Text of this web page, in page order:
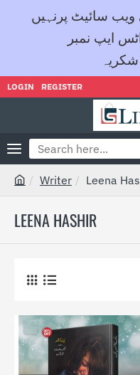
سائیٹ پرنہیں
ایپ نمبر
LOGIN REGISTER
Search
here...
LEENA HASHIR
h
m
e
Writer Leena